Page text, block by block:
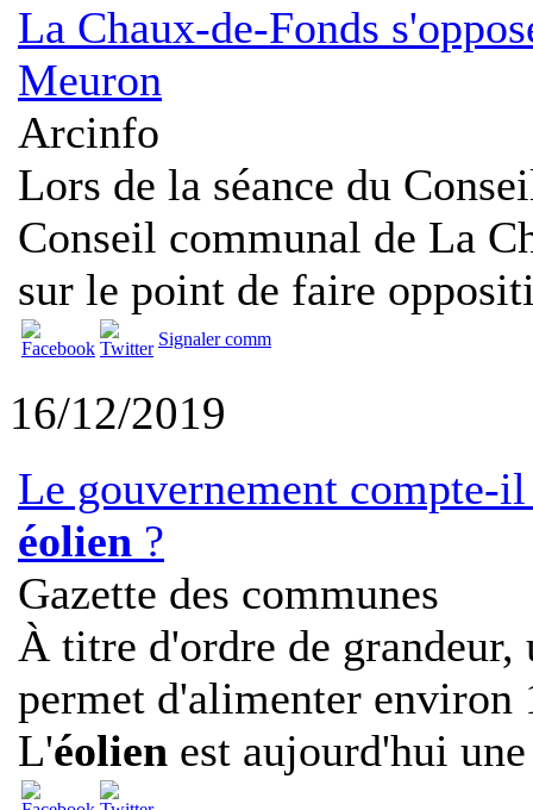
La Chaux-de-Fonds
Meuron
Arcinfo
Lors de la séance du
Conseil communal de La
sur le point de faire
Signaler comm
16/12/2019
Le gouvernement compte-
éolien ?
Gazette des communes
À titre d'ordre de grandeur,
permet d'alimenter
L'éolien est aujourd'hui